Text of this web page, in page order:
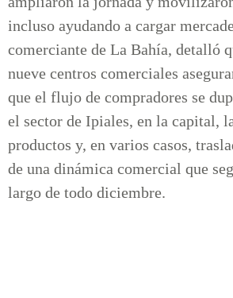
incluso ayudando a cargar
comerciante de La Bahía, detalló
nueve centros comerciales
que el flujo de compradores se
el sector de Ipiales, en la capital,
productos y, en varios casos,
de una dinámica comercial que
largo de todo diciembre.